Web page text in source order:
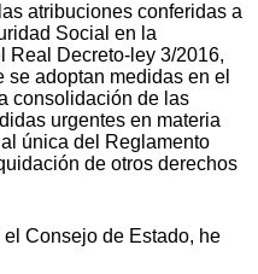
atribuciones conferidas a
Social en la
Real Decreto-ley 3/2016,
adoptan medidas en el
consolidación de las
urgentes en materia
única del Reglamento
de otros derechos
Consejo de Estado, he